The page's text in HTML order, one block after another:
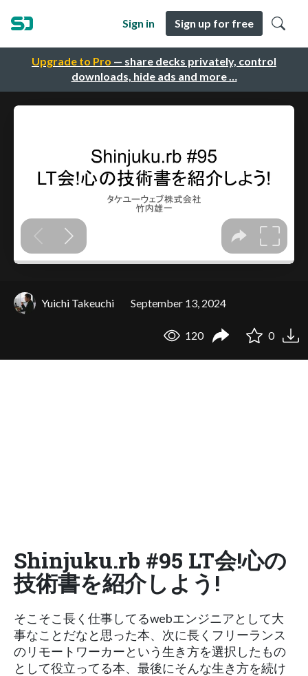
Upgrade to Pro — share decks privately, control
downloads, hide ads and more …
Sign in Sign up for free
Yuichi Takeuchi September 13, 2024
120 0
Shinjuku.rb #95 LT会!心の
技術書を紹介しよう!
そこそこ長く仕事してるwebエンジニアとして大
事なことだなと思った本、次に長くフリーランス
のリモートワーカーという生き方を選択したもの
として役立ってる本、最後にそんな生き方を続け